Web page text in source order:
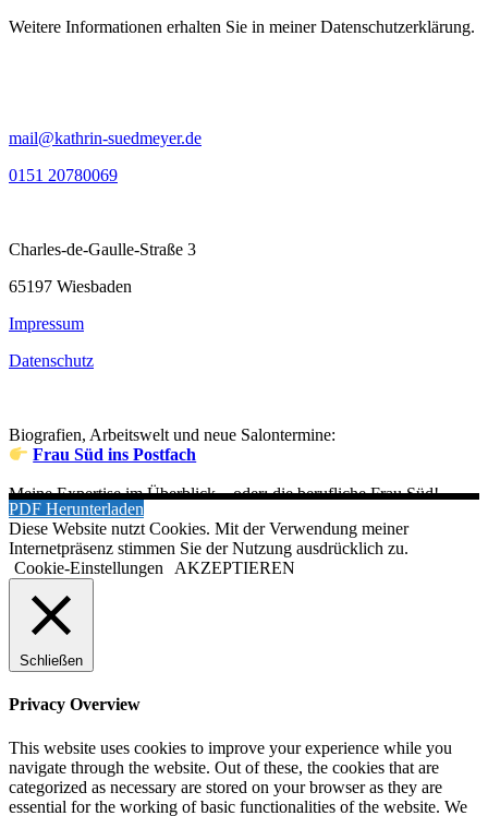
Weitere Informationen erhalten Sie in meiner Datenschutzerklärung.
mail@kathrin-suedmeyer.de
0151 20780069
Charles-de-Gaulle-Straße 3
65197 Wiesbaden
Impressum
Datenschutz
Biografien, Arbeitswelt und neue Salontermine:
Frau Süd ins Postfach
Meine Expertise im Überblick – oder: die berufliche Frau Süd!
PDF Herunterladen
Diese Website nutzt Cookies. Mit der Verwendung meiner
Internetpräsenz stimmen Sie der Nutzung ausdrücklich zu.
Cookie-Einstellungen
AKZEPTIEREN
Schließen
Privacy Overview
This website uses cookies to improve your experience while you
navigate through the website. Out of these, the cookies that are
categorized as necessary are stored on your browser as they are
essential for the working of basic functionalities of the website. We